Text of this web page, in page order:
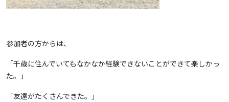
参加者の方からは、
「千歳に住んでいてもなかなか経験できないことができて楽しかっ
た。」
「友達がたくさんできた。」